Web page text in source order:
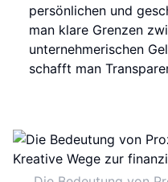
persönlichen und
man klare Grenzen
unternehmerischen
schafft man